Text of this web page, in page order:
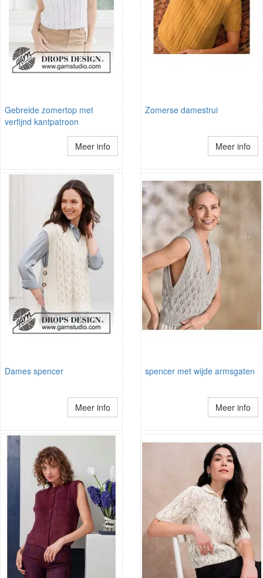
Gebreide zomertop met
verfijnd kantpatroon
Meer info
Zomerse damestrui
Meer info
Dames spencer
Meer info
spencer met wijde armsgaten
Meer info